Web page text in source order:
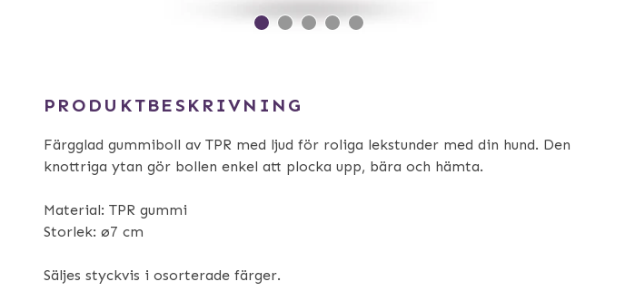
PRODUKTBESKRIVNING
Färgglad gummiboll av TPR med ljud för roliga lekstunder med din hund. Den
knottriga ytan gör bollen enkel att plocka upp, bära och hämta.
Material: TPR gummi
Storlek: ø7 cm
Säljes styckvis i osorterade färger.